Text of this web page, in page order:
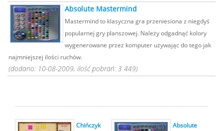
Absolute Mastermind
Mastermind to klasyczna gra przeniesiona z niegdyś
popularnej gry planszowej. Należy odgadnąć kolory
wygenerowane przez komputer używając do tego jak
najmniejszej ilości ruchów.
(dodano: 10-08-2009, ilość pobrań: 3 449)
Chińczyk
Absolute